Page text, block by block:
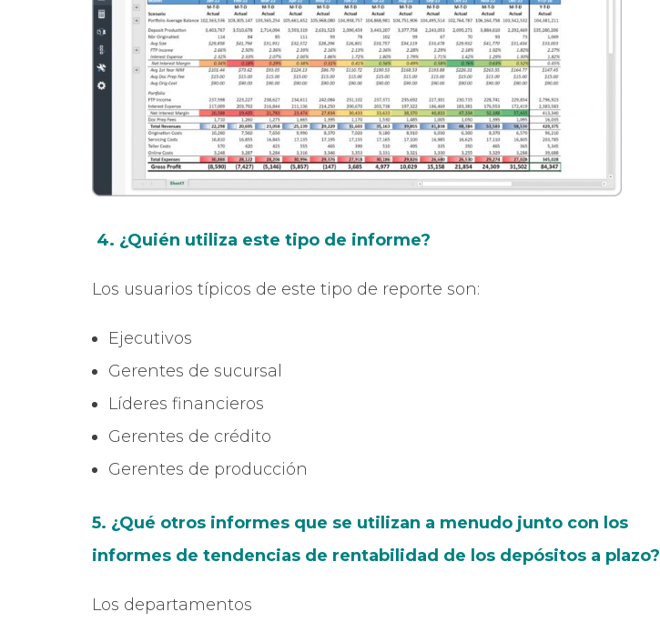
4. ¿Quién utiliza este tipo de informe?
Los usuarios típicos de este tipo de reporte son:
Ejecutivos
Gerentes de sucursal
Líderes financieros
Gerentes de crédito
Gerentes de producción
5. ¿Qué otros informes que se utilizan a menudo junto con los
informes de tendencias de rentabilidad de los depósitos a plazo?
Los departamentos